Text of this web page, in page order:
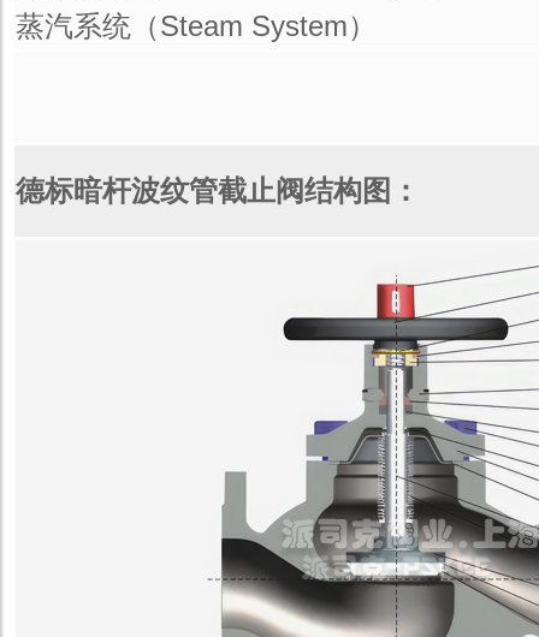
蒸汽系统（Steam System）
德标暗杆波纹管截止阀结构图：